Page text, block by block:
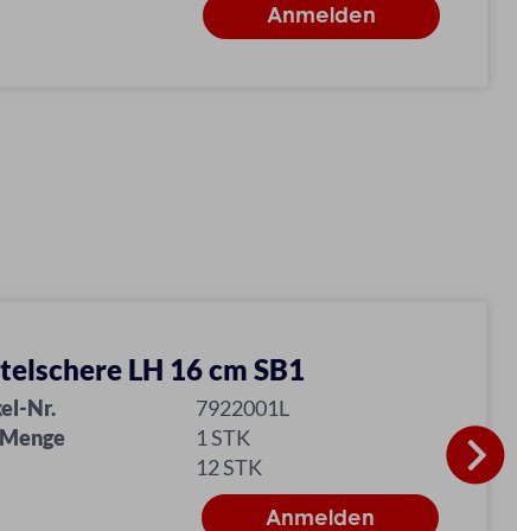
LH 16 cm SB1
Nr.
7922001L
1 STK
12 STK